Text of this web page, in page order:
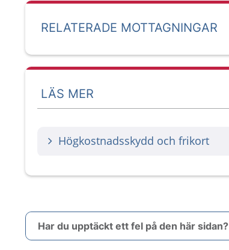
RELATERADE MOTTAGNINGAR
LÄS MER
Högkostnadsskydd och frikort
Har du upptäckt ett fel på den här sidan?